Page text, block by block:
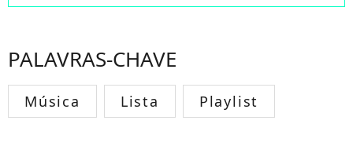
PALAVRAS-CHAVE
Música Lista Playlist